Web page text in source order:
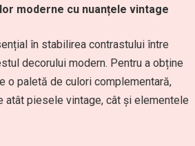
moderne cu nuanțele vintage
în stabilirea contrastului între
decorului modern. Pentru a obține
o paletă de culori complementară,
atât piesele vintage, cât și elementele